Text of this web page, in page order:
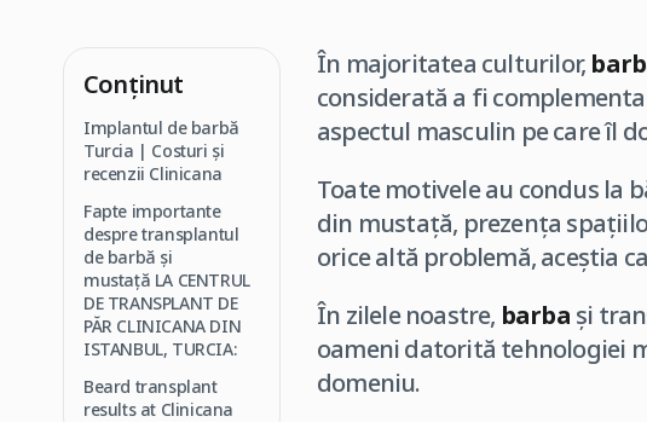
Conţinut
Implantul de barbă
Turcia | Costuri și
recenzii Clinicana
Fapte importante
despre transplantul
de barbă și
mustață LA CENTRUL
DE TRANSPLANT DE
PĂR CLINICANA DIN
ISTANBUL, TURCIA:
Beard transplant
results at Clinicana
În majoritatea culturilor,
considerată a fi
aspectul masculin pe care îl
Toate motivele au condus la
din mustață, prezența
orice altă problemă, aceștia
În zilele noastre, barba și
oameni datorită tehnologiei
domeniu.